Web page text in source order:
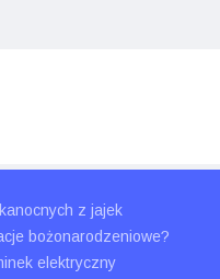
z jajek
bożonarodzeniowe?
elektryczny